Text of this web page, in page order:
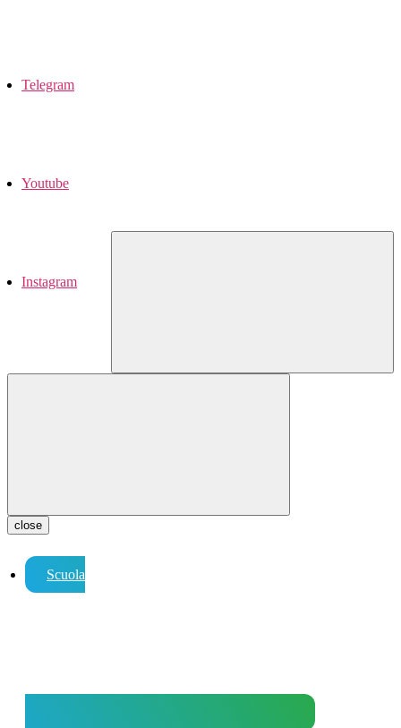
Telegram
Youtube
Instagram
close
Scuola